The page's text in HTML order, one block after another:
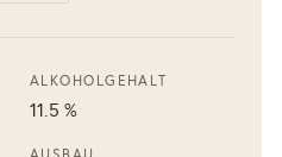
ALKOHOLGEHALT
11.5 %